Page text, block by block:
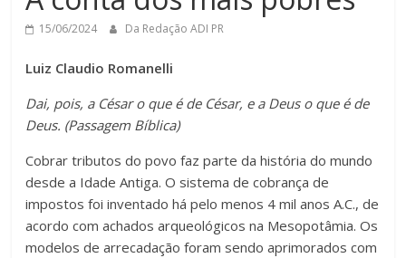
15/06/2024 Da Redação ADI PR
Luiz Claudio Romanelli
Dai, pois, a César o que é de César, e a Deus o que é de
Deus. (Passagem Bíblica)
Cobrar tributos do povo faz parte da história do mundo
desde a Idade Antiga. O sistema de cobrança de
impostos foi inventado há pelo menos 4 mil anos A.C., de
acordo com achados arqueológicos na Mesopotâmia. Os
modelos de arrecadação foram sendo aprimorados com